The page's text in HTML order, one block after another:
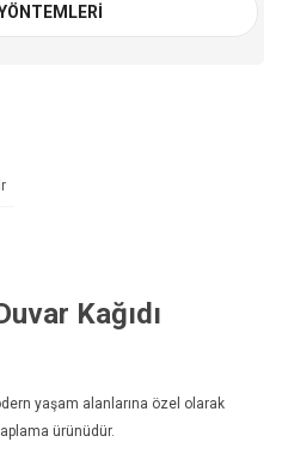
Kağıdı
yaşam alanlarına özel olarak
ürünüdür.